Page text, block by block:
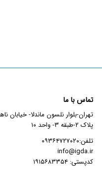
تماس با ما
تهران-بلوار نلسون ماندلا- خیابان
پلاک ۲-طبقه ۳- واحد ۱۰
تلفن:۰۹۳۶۴۷۲۷۰۲۰
info@igda.ir
کدپستی: ۱۹۱۵۶۸۳۳۵۴